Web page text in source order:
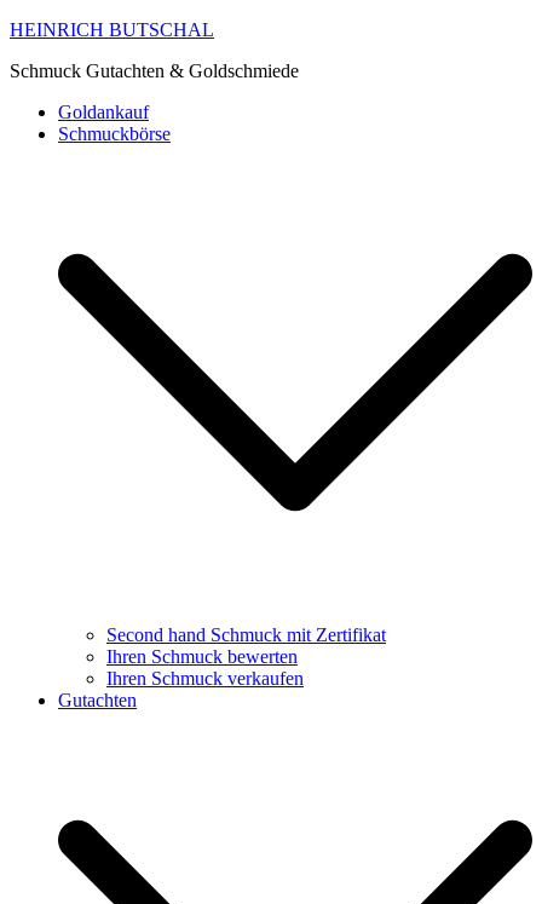
HEINRICH BUTSCHAL
Schmuck Gutachten & Goldschmiede
Goldankauf
Schmuckbörse
Second hand Schmuck mit Zertifikat
Ihren Schmuck bewerten
Ihren Schmuck verkaufen
Gutachten